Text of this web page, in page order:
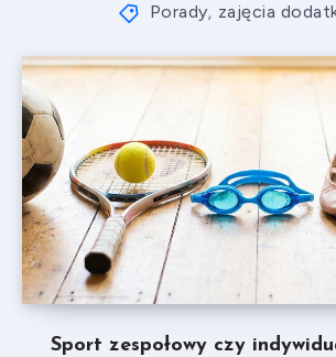
Porady, zajęcia
Sport zespołowy czy